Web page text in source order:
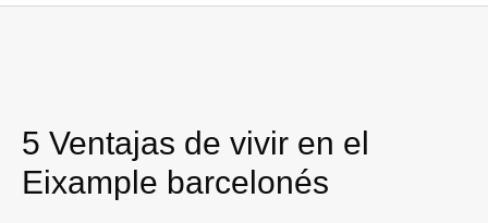
5 Ventajas de vivir en el
Eixample barcelonés